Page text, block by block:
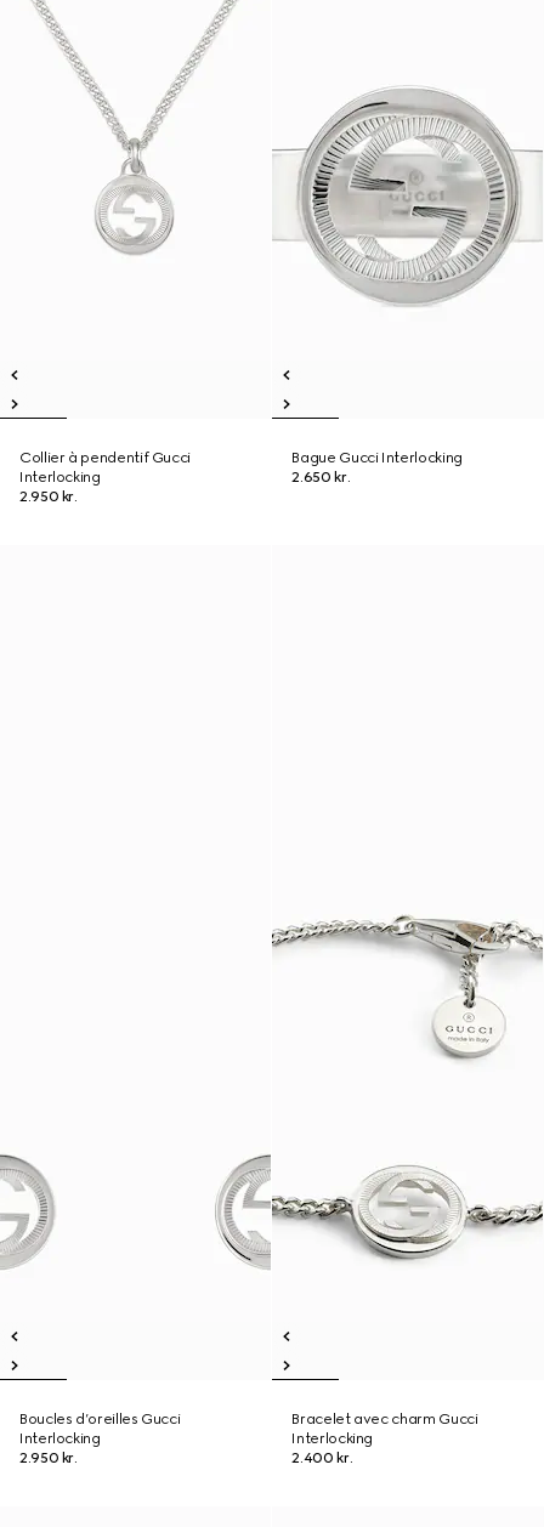
Collier à pendentif Gucci
Interlocking
2.950 kr.
Bague Gucci Interlocking
2.650 kr.
Boucles d’oreilles Gucci
Interlocking
2.950 kr.
Bracelet avec charm Gucci
Interlocking
2.400 kr.